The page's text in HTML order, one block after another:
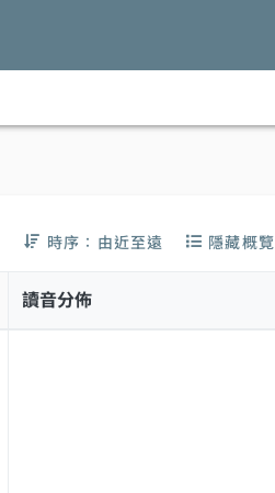
時序：由近至遠 隱藏概覽
讀音分佈